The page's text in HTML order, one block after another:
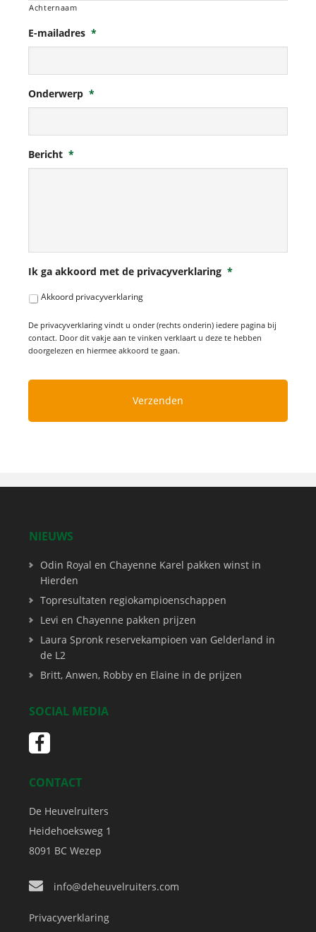
Achternaam
E-mailadres *
Onderwerp *
Bericht *
Ik ga akkoord met de privacyverklaring *
Akkoord privacyverklaring
De privacyverklaring vindt u onder (rechts onderin) iedere pagina bij
contact. Door dit vakje aan te vinken verklaart u deze te hebben
doorgelezen en hiermee akkoord te gaan.
NIEUWS
Odin Royal en Chayenne Karel pakken winst in
Hierden
Topresultaten regiokampioenschappen
Levi en Chayenne pakken prijzen
Laura Spronk reservekampioen van Gelderland in
de L2
Britt, Anwen, Robby en Elaine in de prijzen
SOCIAL MEDIA
CONTACT
De Heuvelruiters
Heidehoeksweg 1
8091 BC Wezep
info@deheuvelruiters.com
Privacyverklaring